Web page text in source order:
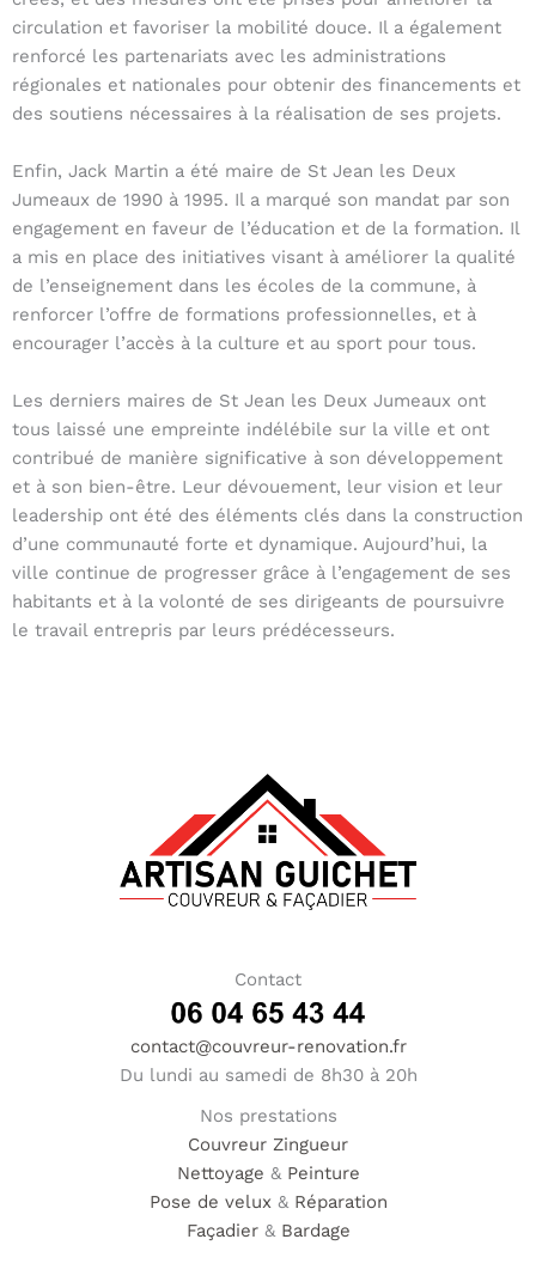
circulation et favoriser la mobilité douce. Il a également
renforcé les partenariats avec les administrations
régionales et nationales pour obtenir des financements et
des soutiens nécessaires à la réalisation de ses projets.
Enfin, Jack Martin a été maire de St Jean les Deux
Jumeaux de 1990 à 1995. Il a marqué son mandat par son
engagement en faveur de l’éducation et de la formation. Il
a mis en place des initiatives visant à améliorer la qualité
de l’enseignement dans les écoles de la commune, à
renforcer l’offre de formations professionnelles, et à
encourager l’accès à la culture et au sport pour tous.
Les derniers maires de St Jean les Deux Jumeaux ont
tous laissé une empreinte indélébile sur la ville et ont
contribué de manière significative à son développement
et à son bien-être. Leur dévouement, leur vision et leur
leadership ont été des éléments clés dans la construction
d’une communauté forte et dynamique. Aujourd’hui, la
ville continue de progresser grâce à l’engagement de ses
habitants et à la volonté de ses dirigeants de poursuivre
le travail entrepris par leurs prédécesseurs.
Contact
contact@couvreur-renovation.fr
Du lundi au samedi de 8h30 à 20h
Nos prestations
Couvreur Zingueur
Nettoyage & Peinture
Pose de velux& Réparation
Façadier& Bardage